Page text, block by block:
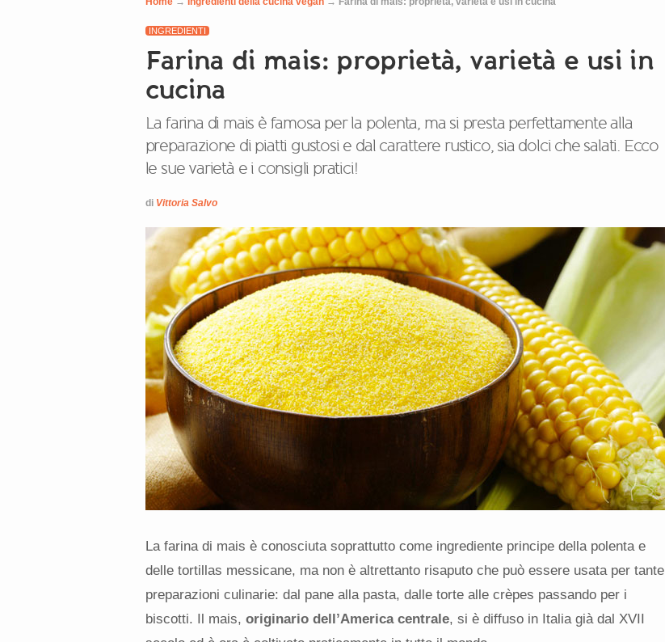
INGREDIENTI
Farina di mais: proprietà, varietà e usi in
cucina
La farina di mais è famosa per la polenta, ma si presta perfettamente alla
preparazione di piatti gustosi e dal carattere rustico, sia dolci che salati. Ecco
le sue varietà e i consigli pratici!
di Vittoria Salvo
La farina di mais è conosciuta soprattutto come ingrediente principe della polenta e
delle tortillas messicane, ma non è altrettanto risaputo che può essere usata per tante
preparazioni culinarie: dal pane alla pasta, dalle torte alle crèpes passando per i
biscotti. Il mais, originario dell’America centrale, si è diffuso in Italia già dal XVII